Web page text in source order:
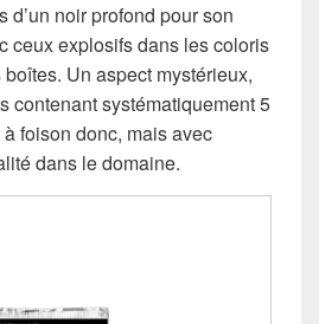
d’un noir profond pour son
ceux explosifs dans les coloris
Un aspect mystérieux,
contenant systématiquement 5
foison donc, mais avec
dans le domaine.